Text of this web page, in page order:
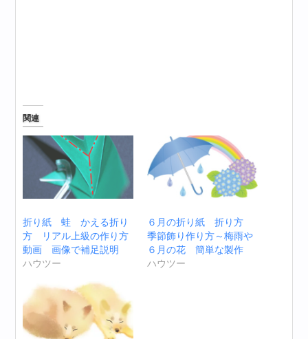
関連
折り紙 蛙 かえる折り
方 リアル上級の作り方
動画 画像で補足説明
ハウツー
６月の折り紙 折り方
季節飾り作り方～梅雨や
６月の花 簡単な製作
ハウツー